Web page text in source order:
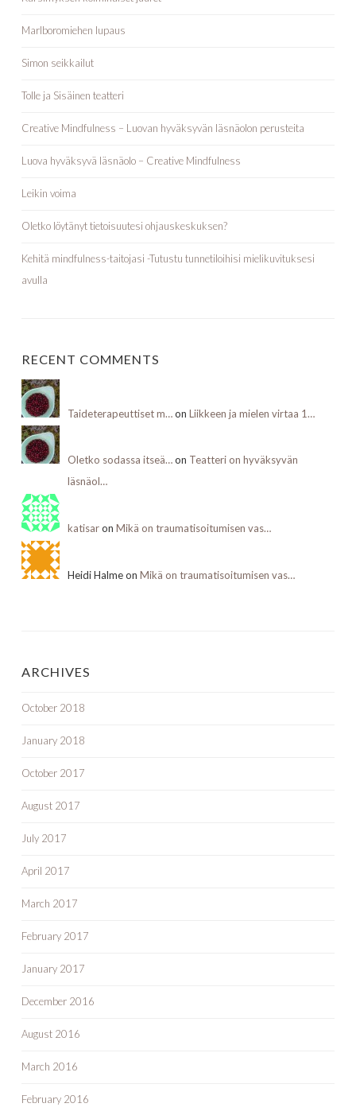
Marlboromiehen lupaus
Simon seikkailut
Tolle ja Sisäinen teatteri
Creative Mindfulness – Luovan hyväksyvän läsnäolon perusteita
Luova hyväksyvä läsnäolo – Creative Mindfulness
Leikin voima
Oletko löytänyt tietoisuutesi ohjauskeskuksen?
Kehitä mindfulness-taitojasi -Tutustu tunnetiloihisi mielikuvituksesi
avulla
RECENT COMMENTS
Taideterapeuttiset m…on Liikkeen ja mielen virtaa 1…
Oletko sodassa itseä…on Teatteri on hyväksyvän
läsnäol…
katisaron Mikä on traumatisoitumisen vas…
Heidi Halme on Mikä on traumatisoitumisen vas…
ARCHIVES
October 2018
January 2018
October 2017
August 2017
July 2017
April 2017
March 2017
February 2017
January 2017
December 2016
August 2016
March 2016
February 2016